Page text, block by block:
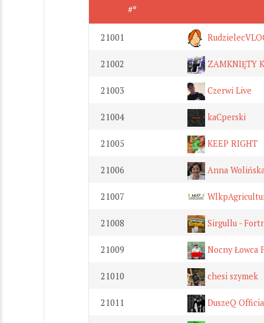
#*
21001
21002 ZAMKNIĘTY
21003 Czerwi Live
21004 kaCperski
21005 KEEP RIGHT
21006 Anna
21007
21008 Sirgullu -
21009 Nocny Łowca
21010 chesi szymek
21011 DuszeQ